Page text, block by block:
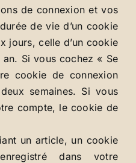
de connexion et vos
de vie d’un cookie
jours, celle d’un cookie
an. Si vous cochez « Se
cookie de connexion
semaines. Si vous
compte, le cookie de
un article, un cookie
dans votre